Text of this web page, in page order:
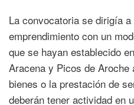
La convocatoria se dirigía
emprendimiento con un
que se hayan establecido
Aracena y Picos de
bienes o la prestación de
deberán tener actividad en